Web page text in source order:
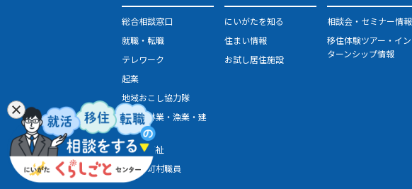
総合相談窓口
就職・転職
テレワーク
起業
地域おこし協力隊
農業・林業・漁業・建
設業
医療・福祉
県・市町村職員
にいがたを知る
住まい情報
お試し居住施設
相談会・セミナー情報
移住体験ツアー・イン
ターンシップ情報